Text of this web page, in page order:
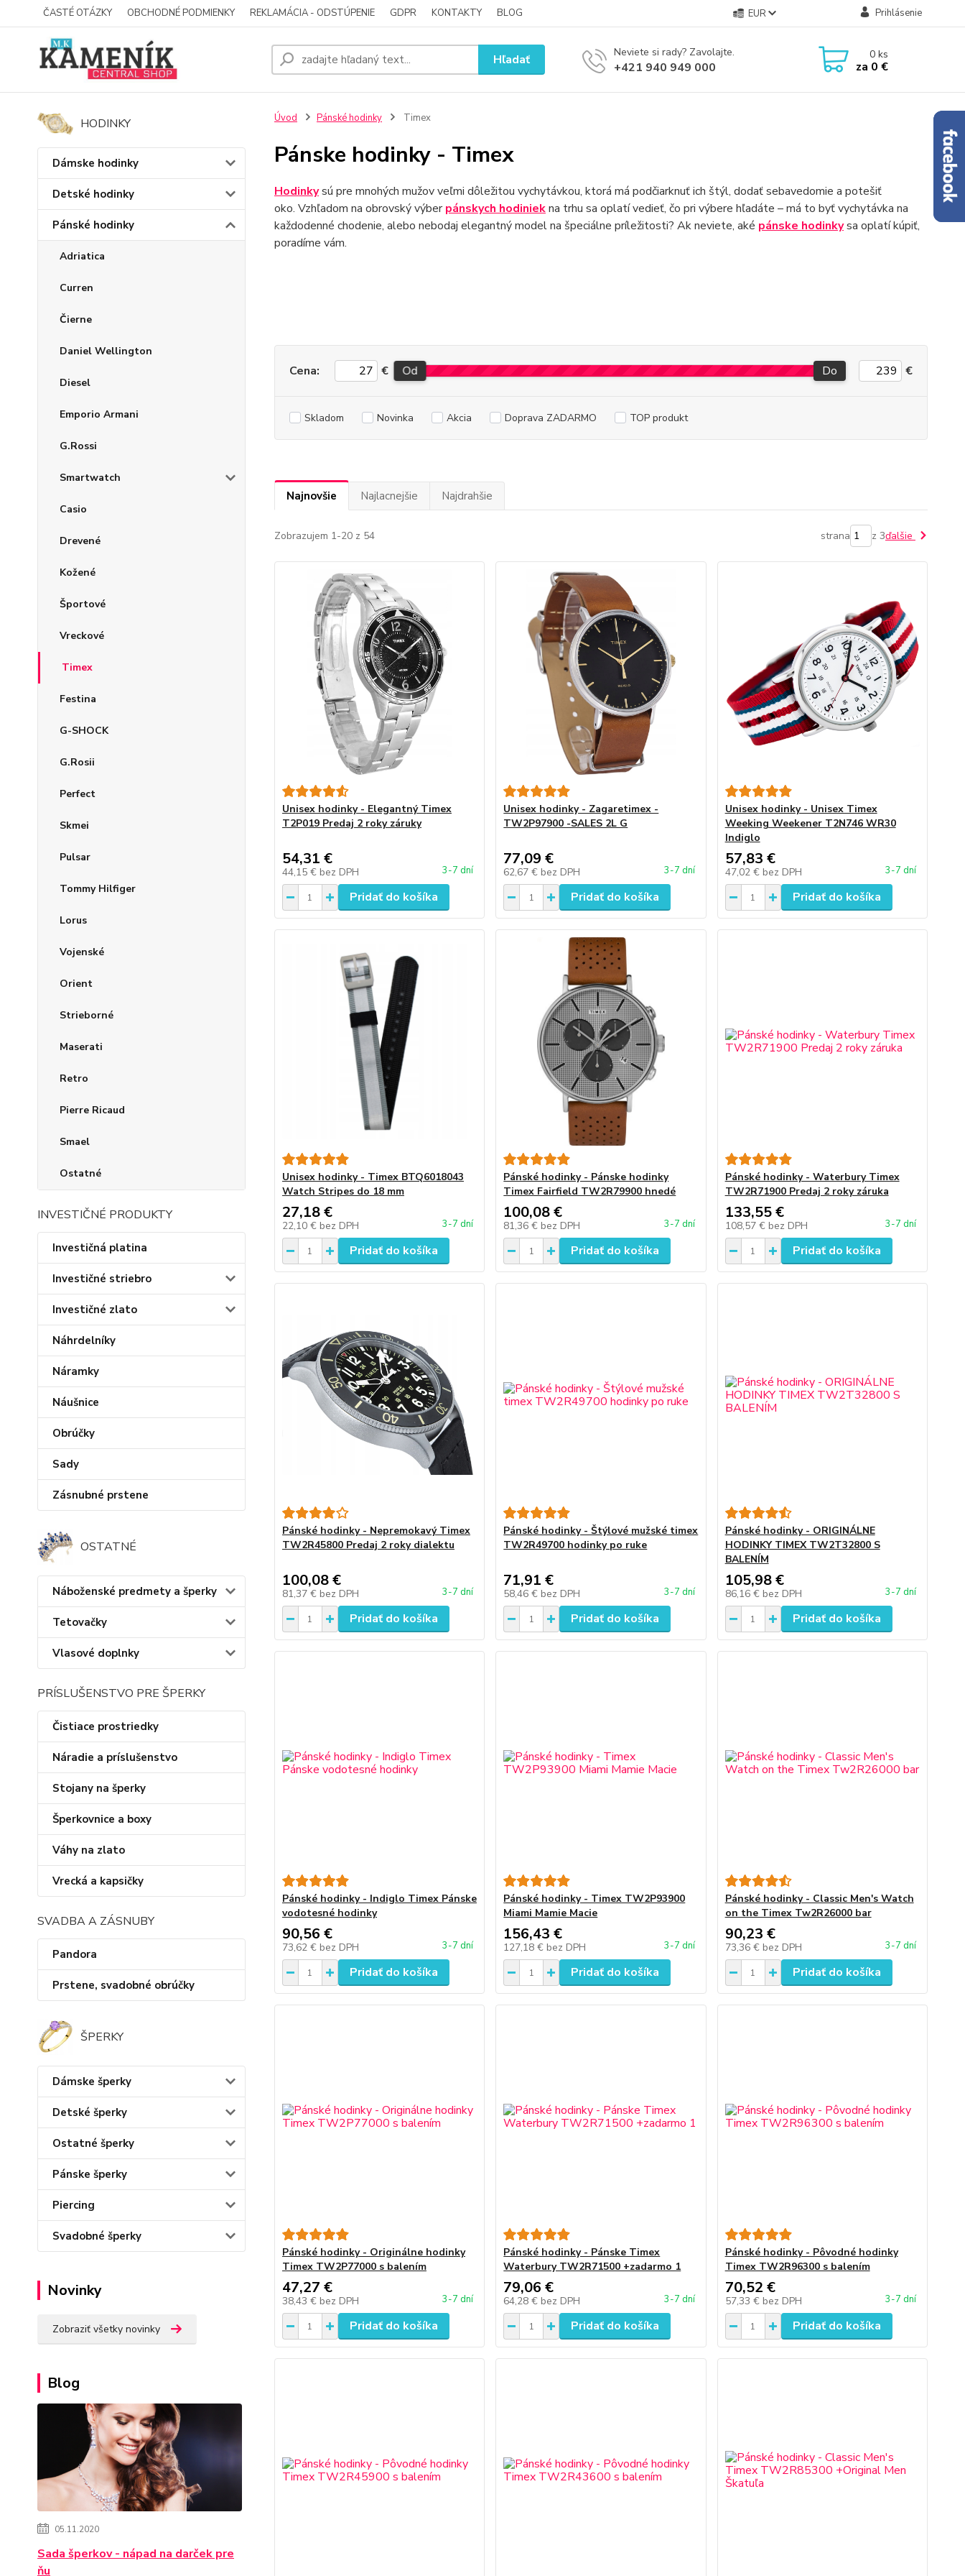
ČASTÉ OTÁZKY OBCHODNÉ PODMIENKY REKLAMÁCIA - ODSTÚPENIE GDPR KONTAKTY BLOG EUR Prihlásenie
Hľadať Neviete si rady? Zavolajte.
+421 940 949 000
0ks
za 0 €
HODINKY
Dámske hodinky
Detské hodinky
Pánské hodinky
Adriatica
Curren
Čierne
Daniel Wellington
Diesel
Emporio Armani
G.Rossi
Smartwatch
Casio
Drevené
Kožené
Športové
Vreckové
Timex
Festina
G-SHOCK
G.Rosii
Perfect
Skmei
Pulsar
Tommy Hilfiger
Lorus
Vojenské
Orient
Strieborné
Maserati
Retro
Pierre Ricaud
Smael
Ostatné
INVESTIČNÉ PRODUKTY
Investičná platina
Investičné striebro
Investičné zlato
Náhrdelníky
Náramky
Náušnice
Obrúčky
Sady
Zásnubné prstene
OSTATNÉ
Náboženské predmety a šperky
Tetovačky
Vlasové doplnky
PRÍSLUŠENSTVO PRE ŠPERKY
Čistiace prostriedky
Náradie a príslušenstvo
Stojany na šperky
Šperkovnice a boxy
Váhy na zlato
Vrecká a kapsičky
SVADBA A ZÁSNUBY
Pandora
Prstene, svadobné obrúčky
ŠPERKY
Dámske šperky
Detské šperky
Ostatné šperky
Pánske šperky
Piercing
Svadobné šperky
Novinky
Zobraziť všetky novinky
Blog
05.11.2020
Sada šperkov - nápad na darček pre
ňu
Úvod Pánské hodinky Timex
Pánske hodinky - Timex
Hodinkysú pre mnohých mužov veľmi dôležitou vychytávkou, ktorá má podčiarknuť ich štýl, dodať sebavedomie a potešiť
oko. Vzhľadom na obrovský výberpánskych hodiniekna trhu sa oplatí vedieť, čo pri výbere hľadáte – má to byť vychytávka na
každodenné chodenie, alebo nebodaj elegantný model na špeciálne príležitosti? Ak neviete, aké pánske hodinkysa oplatí kúpiť,
poradíme vám.
Cena: € Od Do €
Skladom Novinka Akcia Doprava ZADARMO TOP produkt
Najnovšie Najlacnejšie Najdrahšie
Zobrazujem 1-20 z 54 strana z 3ďalšie
Unisex hodinky - Elegantný Timex
T2P019 Predaj 2 roky záruky
54,31 €
44,15 € bez DPH 3-7 dní
Pridať do košíka
Unisex hodinky - Zagaretimex -
TW2P97900 -SALES 2L G
77,09 €
62,67 € bez DPH 3-7 dní
Pridať do košíka
Unisex hodinky - Unisex Timex
Weeking Weekener T2N746 WR30
Indiglo
57,83 €
47,02 € bez DPH 3-7 dní
Pridať do košíka
Unisex hodinky - Timex BTQ6018043
Watch Stripes do 18 mm
27,18 €
22,10 € bez DPH 3-7 dní
Pridať do košíka
Pánské hodinky - Pánske hodinky
Timex Fairfield TW2R79900 hnedé
100,08 €
81,36 € bez DPH 3-7 dní
Pridať do košíka
Pánské hodinky - Waterbury Timex
TW2R71900 Predaj 2 roky záruka
133,55 €
108,57 € bez DPH 3-7 dní
Pridať do košíka
Pánské hodinky - Nepremokavý Timex
TW2R45800 Predaj 2 roky dialektu
100,08 €
81,37 € bez DPH 3-7 dní
Pridať do košíka
Pánské hodinky - Štýlové mužské timex
TW2R49700 hodinky po ruke
71,91 €
58,46 € bez DPH 3-7 dní
Pridať do košíka
Pánské hodinky - ORIGINÁLNE
HODINKY TIMEX TW2T32800 S
BALENÍM
105,98 €
86,16 € bez DPH 3-7 dní
Pridať do košíka
Pánské hodinky - Indiglo Timex Pánske
vodotesné hodinky
90,56 €
73,62 € bez DPH 3-7 dní
Pridať do košíka
Pánské hodinky - Timex TW2P93900
Miami Mamie Macie
156,43 €
127,18 € bez DPH 3-7 dní
Pridať do košíka
Pánské hodinky - Classic Men's Watch
on the Timex Tw2R26000 bar
90,23 €
73,36 € bez DPH 3-7 dní
Pridať do košíka
Pánské hodinky - Originálne hodinky
Timex TW2P77000 s balením
47,27 €
38,43 € bez DPH 3-7 dní
Pridať do košíka
Pánské hodinky - Pánske Timex
Waterbury TW2R71500 +zadarmo 1
79,06 €
64,28 € bez DPH 3-7 dní
Pridať do košíka
Pánské hodinky - Pôvodné hodinky
Timex TW2R96300 s balením
70,52 €
57,33 € bez DPH 3-7 dní
Pridať do košíka